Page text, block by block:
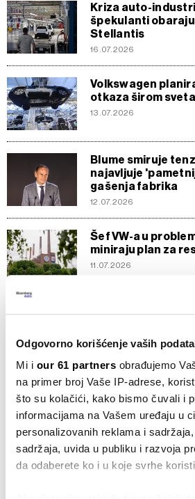
Odgovorno korišćenje vaših
Mi i our 61 partners obrađujemo
na primer broj Vaše IP-adrese,
što su kolačići, kako bismo čuvali i
informacijama na Vašem uređaju u
personalizovanih reklama i
sadržaja, uvida u publiku i razvoja
da odaberete ko i u koje svrhe
Kriza auto-
špekulanti
Stellantis
16.07.2026
Volkswagen
otkaza širom sveta
13.07.2026
Blume smiruje
najavljuje
gašenja fabrika
12.07.2026
Šef VW-a u
miniraju plan za
11.07.2026
Kinezi više neće
10.07.2026
Volkswagen će
čak 50 odsto
10.07.2026
Evropska